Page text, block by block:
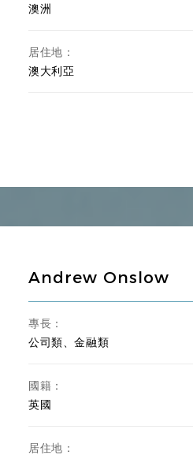
澳洲
居住地：
澳大利亞
Andrew Onslow
專長：
公司類、金融類
國籍：
英國
居住地：